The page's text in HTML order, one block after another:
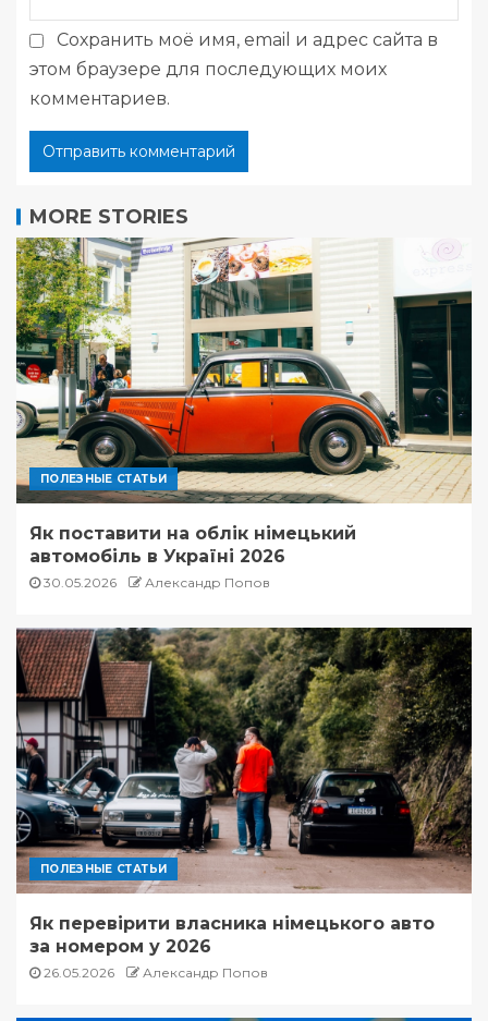
Сохранить моё имя, email и адрес сайта в
этом браузере для последующих моих
комментариев.
MORE STORIES
ПОЛЕЗНЫЕ СТАТЬИ
Як поставити на облік німецький
автомобіль в Україні 2026
30.05.2026 Александр Попов
ПОЛЕЗНЫЕ СТАТЬИ
Як перевірити власника німецького авто
за номером у 2026
26.05.2026 Александр Попов